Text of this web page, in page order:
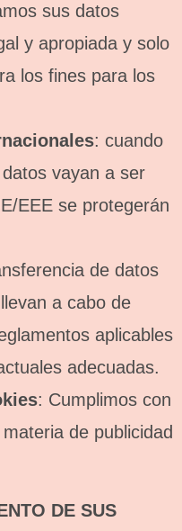
sus datos
y apropiada y solo
los fines para los
: cuando
vayan a ser
EEE se protegerán
de datos
a cabo de
aplicables
adecuadas.
: Cumplimos con
de publicidad
DE SUS